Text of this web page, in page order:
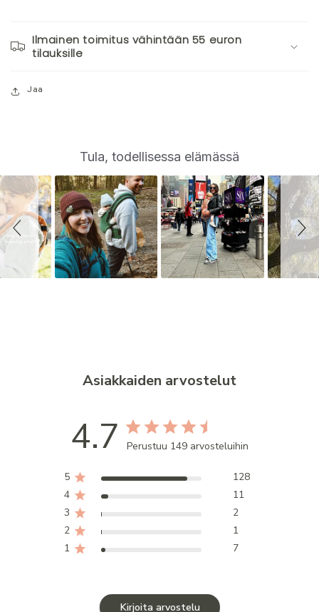
Ilmainen toimitus vähintään 55 euron
tilauksille
Jaa
i
d
e
s
h
o
Tula, todellisessa elämässä
Asiakkaiden arvostelut
4.7 Perustuu 149 arvosteluihin
5
128
4
11
3
2
2
1
1
7
Kirjoita arvostelu